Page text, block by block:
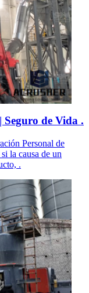
Seguro de Vida .
Personal de
la causa de un
.